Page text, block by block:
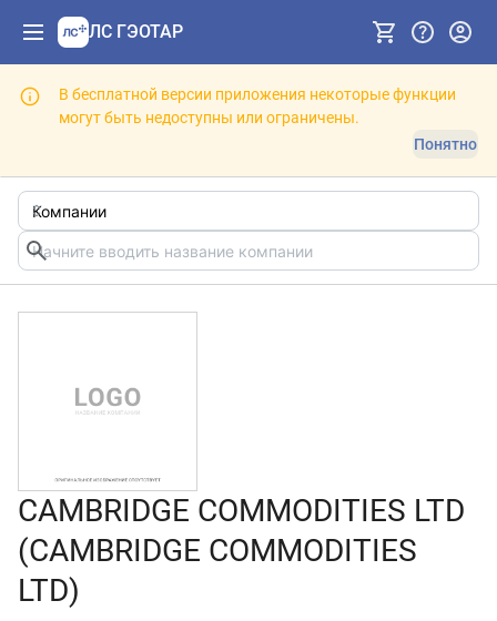
ЛС ГЭОТАР
В бесплатной версии приложения некоторые функции
могут быть недоступны или ограничены.
Понятно
CAMBRIDGE COMMODITIES LTD
(CAMBRIDGE COMMODITIES
LTD)